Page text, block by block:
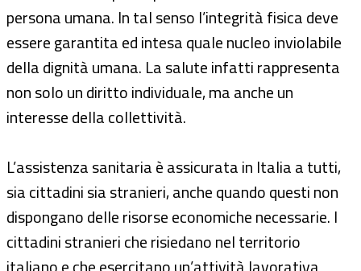
persona umana. In tal senso l’integrità fisica deve
essere garantita ed intesa quale nucleo inviolabile
della dignità umana. La salute infatti rappresenta
non solo un diritto individuale, ma anche un
interesse della collettività.
L’assistenza sanitaria è assicurata in Italia a tutti,
sia cittadini sia stranieri, anche quando questi non
dispongano delle risorse economiche necessarie. I
cittadini stranieri che risiedano nel territorio